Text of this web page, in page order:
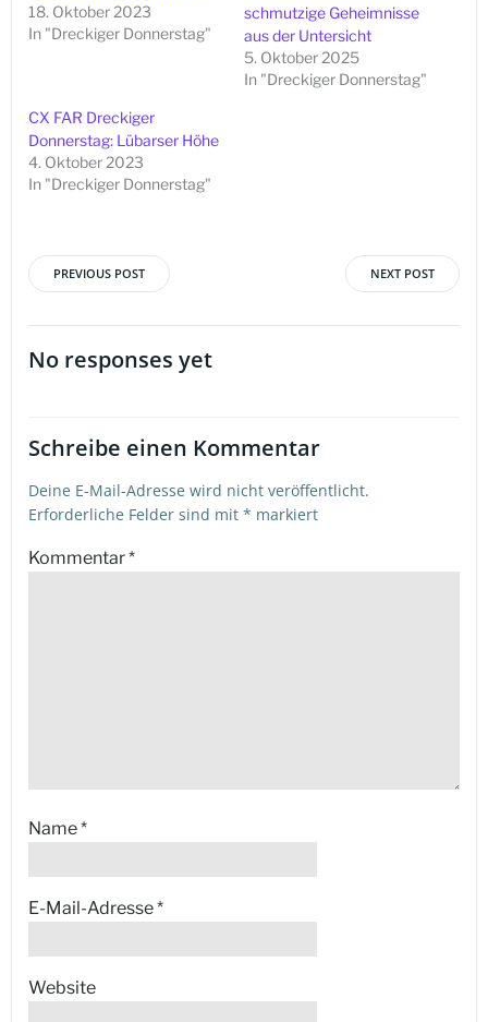
18. Oktober 2023
In "Dreckiger Donnerstag"
schmutzige Geheimnisse
aus der Untersicht
5. Oktober 2025
In "Dreckiger Donnerstag"
CX FAR Dreckiger
Donnerstag: Lübarser Höhe
4. Oktober 2023
In "Dreckiger Donnerstag"
Beitragsnavigation
PREVIOUS POST NEXT POST
No responses yet
Schreibe einen Kommentar
Deine E-Mail-Adresse wird nicht veröffentlicht.
Erforderliche Felder sind mit * markiert
Kommentar*
Name*
E-Mail-Adresse*
Website